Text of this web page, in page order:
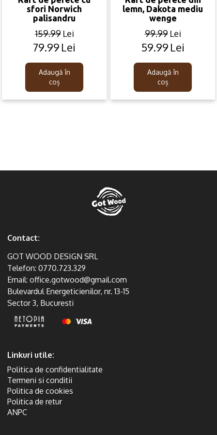
sfori Norwich
palisandru
159.99 Lei
Original
was:
159.99lei.
79.99 Lei
Current
is:
79.99lei.
Adaugă în
coș
lemn, Dakota mediu
wenge
99.99 Lei
Original
was:
99.99lei.
59.99 Lei
Current
is:
59.99lei.
Adaugă în
coș
Contact:
GOT WOOD DESIGN SRL
Telefon: 0770.723.329
Email: office.gotwood@gmail.com
Bulevardul Energeticienilor, nr. 13-15
Sector 3, Bucuresti
Linkuri utile:
Politica de confidentialitate
Termeni si conditii
Politica de cookies
Politica de retur
ANPC